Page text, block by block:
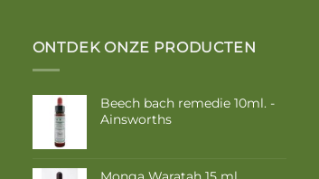
ONTDEK ONZE PRODUCTEN
Beech bach remedie 10ml. -
Ainsworths